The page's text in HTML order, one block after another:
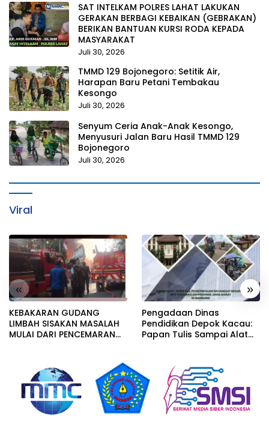
SAT INTELKAM POLRES LAHAT LAKUKAN
GERAKAN BERBAGI KEBAIKAN (GEBRAKAN)
BERIKAN BANTUAN KURSI RODA KEPADA
MASYARAKAT
Juli 30, 2026
TMMD 129 Bojonegoro: Setitik Air,
Harapan Baru Petani Tembakau
Kesongo
Juli 30, 2026
Senyum Ceria Anak-Anak Kesongo,
Menyusuri Jalan Baru Hasil TMMD 129
Bojonegoro
Juli 30, 2026
Viral
« »
KEBAKARAN GUDANG
LIMBAH SISAKAN MASALAH
MULAI DARI PENCEMARAN
IZIN LINGKUNGAN
Pengadaan Dinas
Pendidikan Depok Kacau:
Papan Tulis Sampai Alat
Disembunyikan!